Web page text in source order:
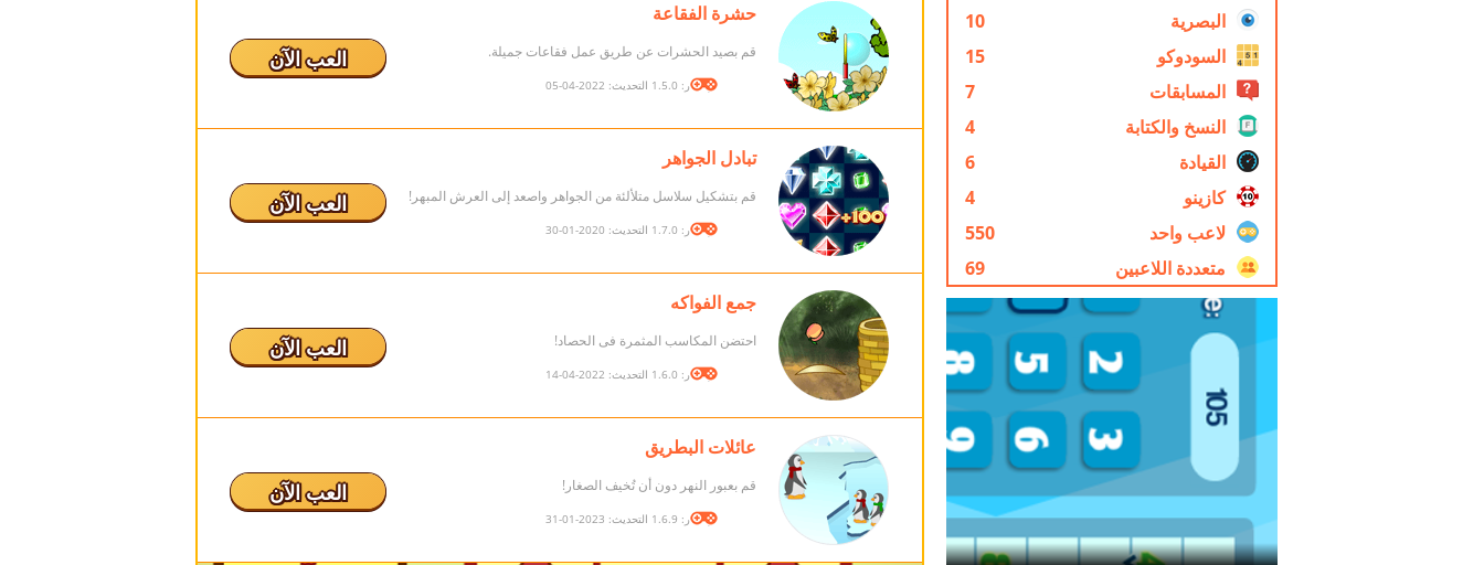
البصرية
10
السودوكو
15
المسابقات
7
النسخ والكتابة
4
القيادة
6
كازينو
4
لاعب واحد
550
متعددة اللاعبين
69
حشرة الفقاعة
قم بصيد الحشرات عن طريق عمل فقاعات جميلة.
الإصدار: 1.5.0 التحديث: 2022-04-05
العب الآن
تبادل الجواهر
قم بتشكيل سلاسل متلألئة من الجواهر واصعد إلى العرش المبهر!
الإصدار: 1.7.0 التحديث: 2020-01-30
العب الآن
جمع الفواكه
احتضن المكاسب المثمرة فى الحصاد!
الإصدار: 1.6.0 التحديث: 2022-04-14
العب الآن
عائلات البطريق
قم بعبور النهر دون أن تُخيف الصغار!
الإصدار: 1.6.9 التحديث: 2023-01-31
العب الآن